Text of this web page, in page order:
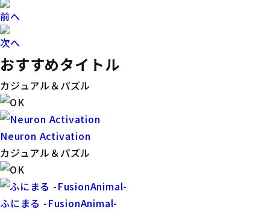
前へ
次へ
おすすめタイトル
カジュアル＆パズル
Neuron Activation
カジュアル＆パズル
ふにまる -FusionAnimal-